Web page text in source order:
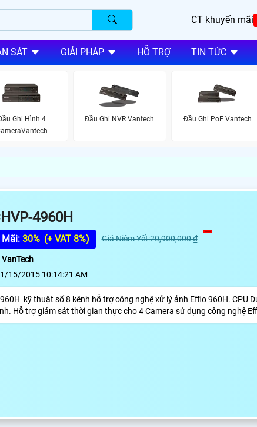
CT khuyến mãi
SÁT GIẢI PHÁP HỖ TRỢ TIN TỨC
Ghi Hình 4
Đầu Ghi NVR Vantech Đầu Ghi PoE Vantech
4960H
Mãi: 30% (+ VAT 8%) Giá Niêm Yết:20,900,000 ₫
VanTech
15/2015 10:14:21 AM
kỹ thuật số 8 kênh hỗ trợ công nghệ xử lý ảnh Effio 960H. CPU
Hỗ trợ giám sát thời gian thực cho 4 Camera sử dụng công nghệ